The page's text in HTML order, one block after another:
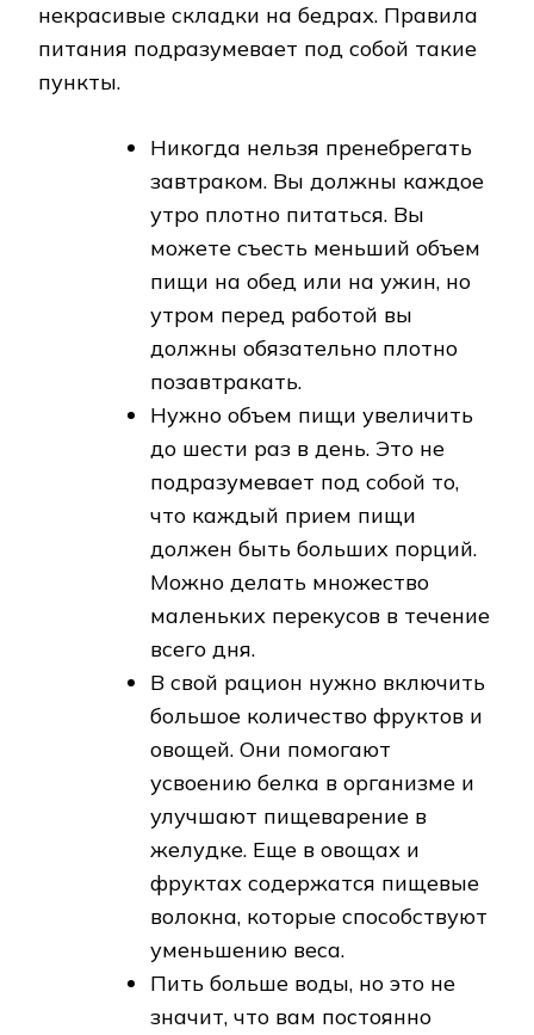
некрасивые складки на бедрах. Правила
питания подразумевает под собой такие
пункты.
Никогда нельзя пренебрегать
завтраком. Вы должны каждое
утро плотно питаться. Вы
можете съесть меньший объем
пищи на обед или на ужин, но
утром перед работой вы
должны обязательно плотно
позавтракать.
Нужно объем пищи увеличить
до шести раз в день. Это не
подразумевает под собой то,
что каждый прием пищи
должен быть больших порций.
Можно делать множество
маленьких перекусов в течение
всего дня.
В свой рацион нужно включить
большое количество фруктов и
овощей. Они помогают
усвоению белка в организме и
улучшают пищеварение в
желудке. Еще в овощах и
фруктах содержатся пищевые
волокна, которые способствуют
уменьшению веса.
Пить больше воды, но это не
значит, что вам постоянно